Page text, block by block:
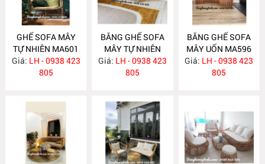
GHẾ SOFA MÂY
TỰ NHIÊN MA601
Giá: LH - 0938 423
805
BĂNG GHẾ SOFA
MÂY TỰ NHIÊN
MA597
Giá: LH - 0938 423
805
BĂNG GHẾ SOFA
MÂY UỐN MA596
Giá: LH - 0938 423
805